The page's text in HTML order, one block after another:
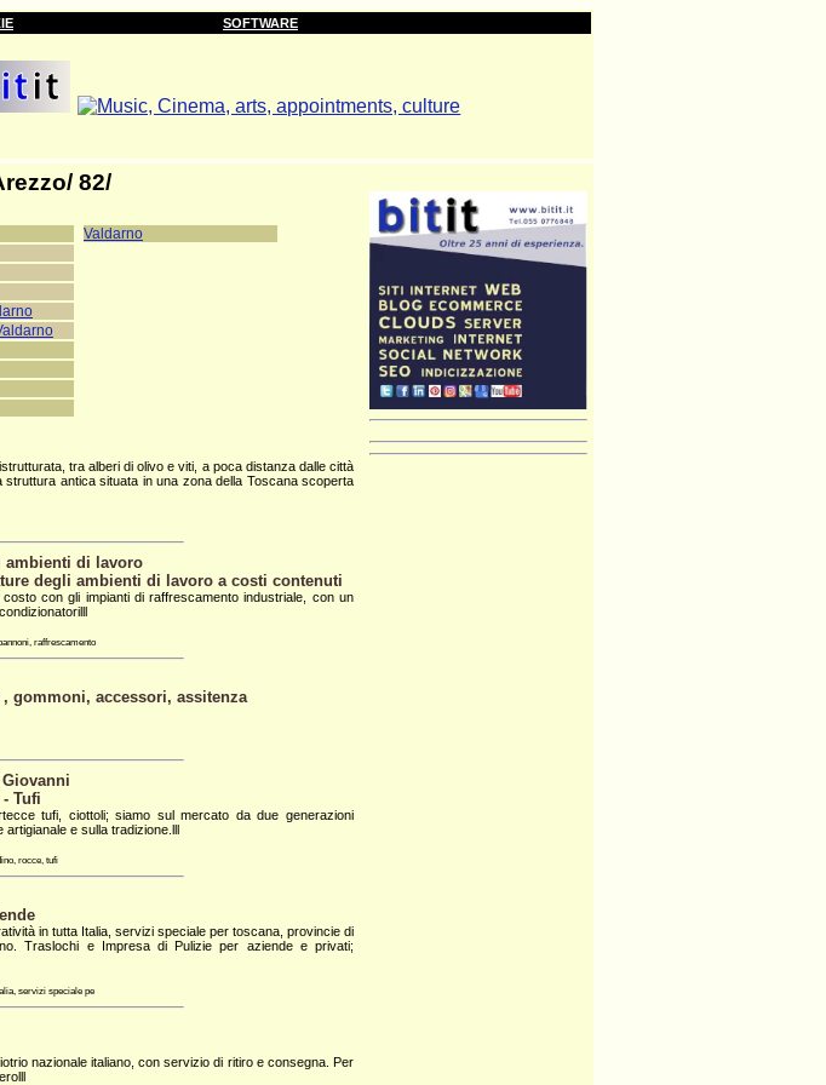
SOFTWARE
82/
Valdarno
tra alberi di olivo e viti, a poca distanza dalle città
antica situata in una zona della Toscana scoperta
ambienti di lavoro
degli ambienti di lavoro a costi contenuti
con gli impianti di raffrescamento industriale, con un
raffrescamento
gommoni, accessori, assitenza
Tufi
tufi, ciottoli; siamo sul mercato da due generazioni
e sulla tradizione.lll
rocce, tufi
in tutta Italia, servizi speciale per toscana, provincie di
Traslochi e Impresa di Pulizie per aziende e privati;
servizi speciale pe
nazionale italiano, con servizio di ritiro e consegna. Per